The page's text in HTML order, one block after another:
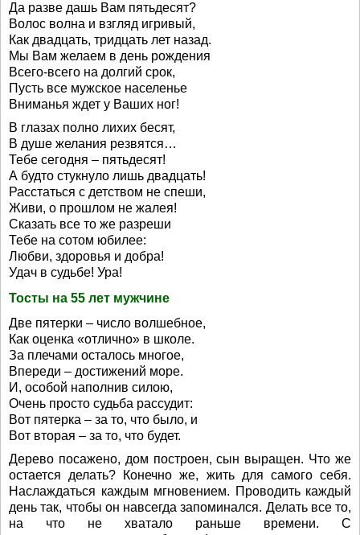
Да разве дашь Вам пятьдесят?
Волос волна и взгляд игривый,
Как двадцать, тридцать лет назад.
Мы Вам желаем в день рождения
Всего-всего на долгий срок,
Пусть все мужское населенье
Вниманья ждет у Ваших ног!
В глазах полно лихих бесят,
В душе желания резвятся…
Тебе сегодня – пятьдесят!
А будто стукнуло лишь двадцать!
Расстаться с детством не спеши,
Живи, о прошлом не жалея!
Сказать все то же разреши
Тебе на сотом юбилее:
Любви, здоровья и добра!
Удач в судьбе! Ура!
Тосты на 55 лет мужчине
Две пятерки – число волшебное,
Как оценка «отлично» в школе.
За плечами осталось многое,
Впереди – достижений море.
И, особой наполнив силою,
Очень просто судьба рассудит:
Вот пятерка – за то, что было, и
Вот вторая – за то, что будет.
Дерево посажено, дом построен, сын выращен. Что же
остается делать? Конечно же, жить для самого себя.
Наслаждаться каждым мгновением. Проводить каждый
день так, чтобы он навсегда запоминался. Делать все то,
на что не хватало раньше времени. С